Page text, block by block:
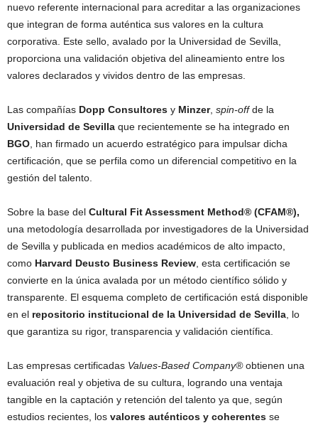
nuevo referente internacional para acreditar a las organizaciones
que integran de forma auténtica sus valores en la cultura
corporativa. Este sello, avalado por la Universidad de Sevilla,
proporciona una validación objetiva del alineamiento entre los
valores declarados y vividos dentro de las empresas.
Las compañías Dopp Consultores y Minzer, spin-offde la
Universidad de Sevilla que recientemente se ha integrado en
BGO , han firmado un acuerdo estratégico para impulsar dicha
certificación, que se perfila como un diferencial competitivo en la
gestión del talento.
Sobre la base del Cultural Fit Assessment Method® (CFAM®),
una metodología desarrollada por investigadores de la Universidad
de Sevilla y publicada en medios académicos de alto impacto,
como Harvard Deusto Business Review , esta certificación se
convierte en la única avalada por un método científico sólido y
transparente. El esquema completo de certificación está disponible
en el repositorio institucional de la Universidad de Sevilla , lo
que garantiza su rigor, transparencia y validación científica.
Las empresas certificadas Values-Based Company®obtienen una
evaluación real y objetiva de su cultura, logrando una ventaja
tangible en la captación y retención del talento ya que, según
estudios recientes, los valores auténticos y coherentes se